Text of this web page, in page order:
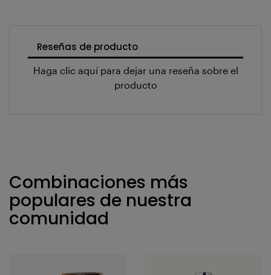
Reseñas de producto
Haga clic aquí para dejar una reseña sobre el
producto
Combinaciones más
populares de nuestra
comunidad